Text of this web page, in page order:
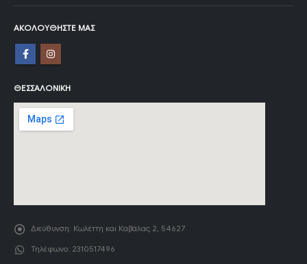
ΑΚΟΛΟΥΘΉΣΤΕ ΜΑΣ
ΘΕΣΣΑΛΟΝΊΚΗ
Διεύθυνση: Κωλέττη και Καβάλας 2, 54627
Τηλέφωνο: 2310517496